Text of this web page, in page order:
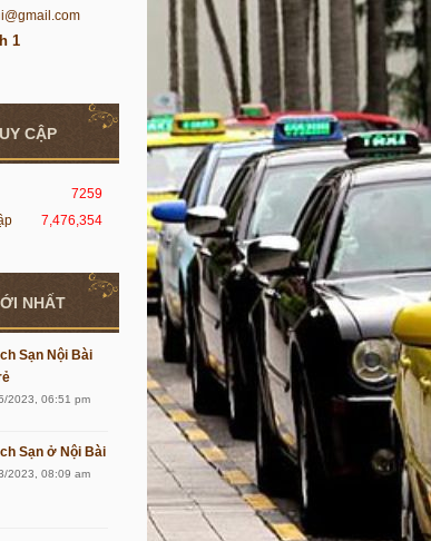
1
CẬP
7259
7,476,354
NHẤT
Sạn Nội Bài
2023, 06:51 pm
Sạn ở Nội Bài
2023, 08:09 am